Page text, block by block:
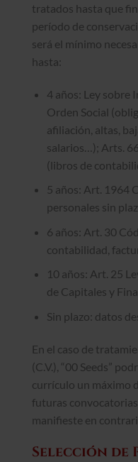
tratados hasta que
período de
será el mínimo
hasta:
4 años: Ley sobre
Orden Social
afiliación, altas,
salarios…); Arts.
(libros de
5 años: Art. 1964
personales sin
6 años: Art. 30
contabilidad,
10 años: Art. 25
de Capitales y
Sin plazo: datos
En el caso de
(C.V.), “00 Seeds”
currículo un máximo
futuras
manifieste en
Selección de